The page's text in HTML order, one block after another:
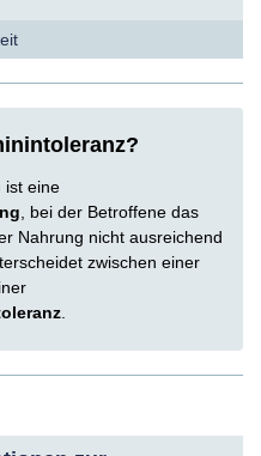
ist eine
, bei der Betroffene das
Nahrung nicht ausreichend
zwischen einer